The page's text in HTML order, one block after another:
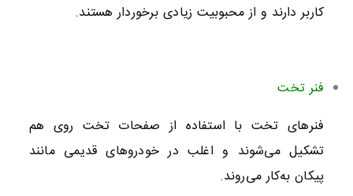
کاربر دارند و از محبوبیت زیادی برخوردار هستند.
فنر تخت
فنرهای تخت با استفاده از صفحات تخت روی هم
تشکیل می‌شوند و اغلب در خودروهای قدیمی مانند
پیکان به‌کار می‌روند.